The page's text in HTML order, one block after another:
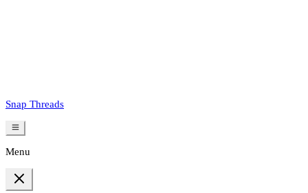
Snap Threads
Menu